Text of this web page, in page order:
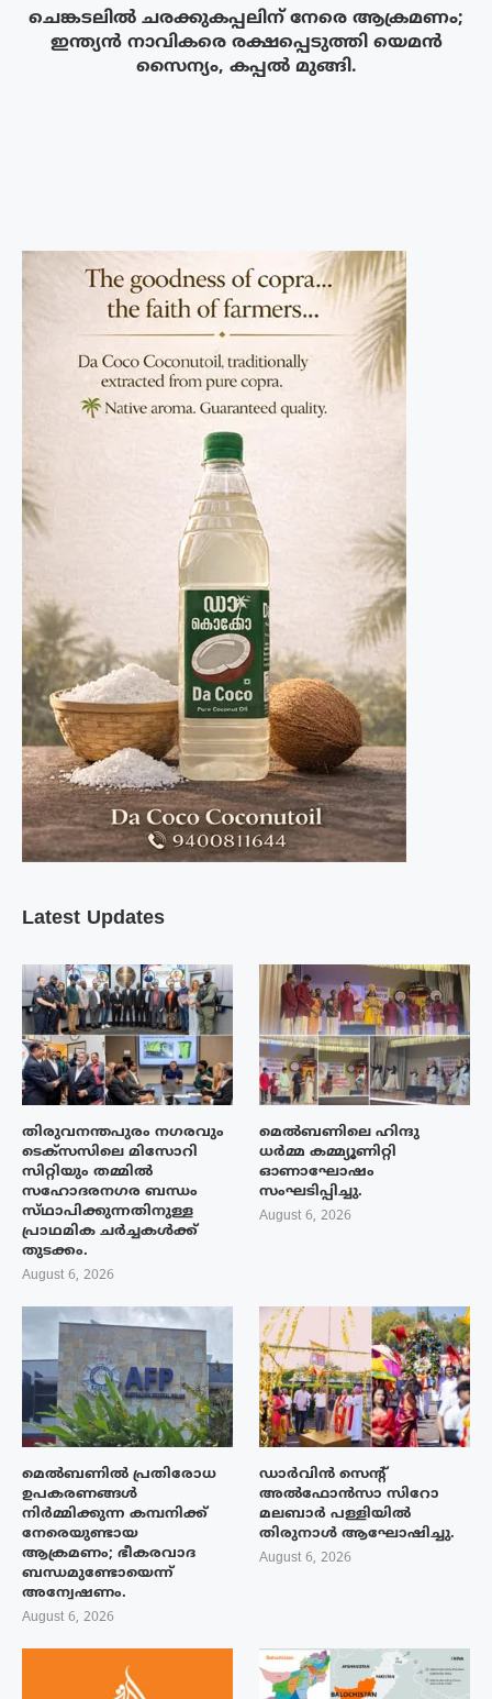
ചെങ്കടലിൽ ചരക്കുകപ്പലിന് നേരെ ആക്രമണം;
ഇന്ത്യൻ നാവികരെ രക്ഷപ്പെടുത്തി യെമൻ
സൈന്യം, കപ്പൽ മുങ്ങി.
Latest Updates
തിരുവനന്തപുരം നഗരവും
ടെക്‌സസിലെ മിസോറി
സിറ്റിയും തമ്മിൽ
സഹോദരനഗര ബന്ധം
സ്‌ഥാപിക്കുന്നതിനുള്ള
പ്രാഥമിക ചർച്ചകൾക്ക്
തുടക്കം.
August 6, 2026
മെൽബണിലെ ഹിന്ദു
ധർമ്മ കമ്മ്യൂണിറ്റി
ഓണാഘോഷം
സംഘടിപ്പിച്ചു.
August 6, 2026
മെൽബണിൽ പ്രതിരോധ
ഉപകരണങ്ങൾ
നിർമ്മിക്കുന്ന കമ്പനിക്ക്
നേരെയുണ്ടായ
ആക്രമണം; ഭീകരവാദ
ബന്ധമുണ്ടോയെന്ന്
അന്വേഷണം.
August 6, 2026
ഡാർവിൻ സെന്റ്
അൽഫോൻസാ സിറോ
മലബാർ പള്ളിയിൽ
തിരുനാൾ ആഘോഷിച്ചു.
August 6, 2026